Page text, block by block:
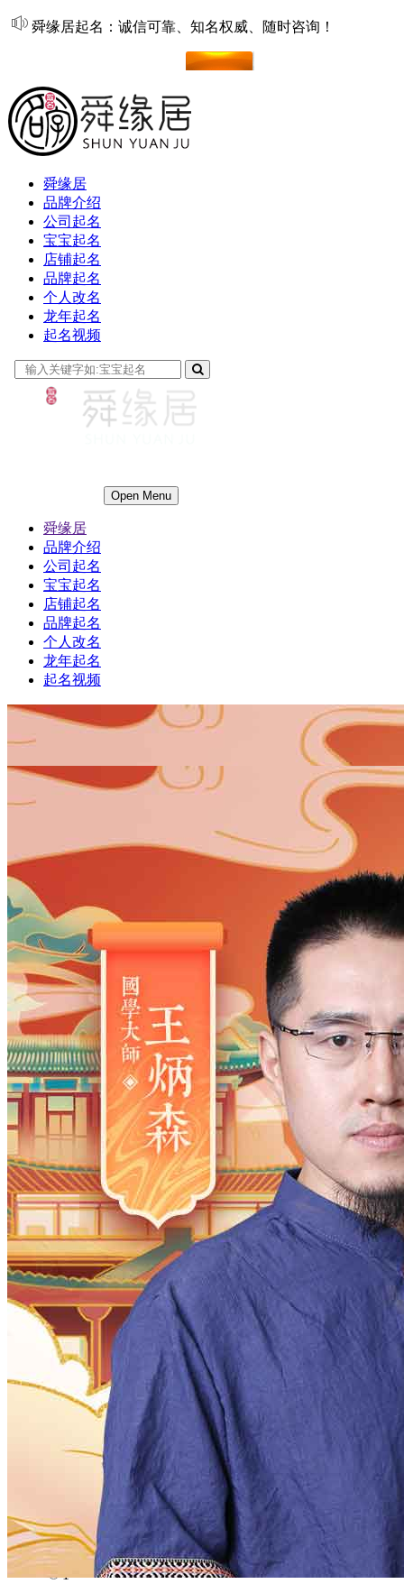
舜缘居起名：诚信可靠、知名权威、随时咨询！
舜缘居
品牌介绍
公司起名
宝宝起名
店铺起名
品牌起名
个人改名
龙年起名
起名视频
Open Menu
舜缘居
品牌介绍
公司起名
宝宝起名
店铺起名
品牌起名
个人改名
龙年起名
起名视频
男
男 女
出生时间
2026年 日12 时8分
年
2028
2027 2026 2025 2024
2023
2022
2021 2020 2019 2018
2015
2014 2013 2012 2011
2009
2008 2007 2006 2005
2003
2002
2001 2000 1999 1998
1997
1995 1994 1993 1991
1990
1989
1988 1987 1986 1985
1984
1983
1982 1981 1980 1979 1978
1977
1976
1975 1974 1973 1972
1971
1969 1968 1967 1966 1965
1964
1963
1962 1961 1960 1959
1958
1957
1956 1955 1953 1952
1951
1950
1949 1948 1947
1944
1943 1942 1941 1940 1939
1938
1937
1936 1935 1934 1933
1932
1931
1930 1928 1927 1926
1924
1923 1922 1920
1919
1918
1916 1915 1914
1912
1911
1909 1908 1907
1905
1904 1903 1902 1900
12
11 7
31
30 29 28 27 25 24
22
21 20 18 17
12
11 10 9 8 7 4
1